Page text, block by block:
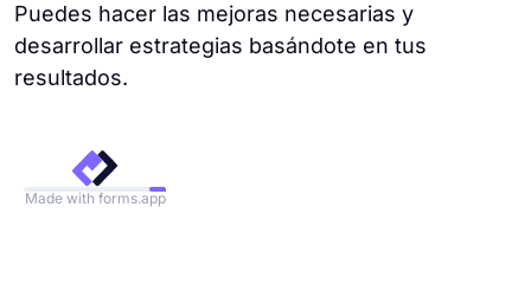
Puedes hacer las mejoras necesarias y
desarrollar estrategias basándote en tus
resultados.